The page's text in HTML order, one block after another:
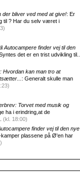
der bliver ved med at give!: Er
til ? Har du selv været i
Autocampere finder vej til den
det er en trist udvikling til...
Hvordan kan man tro at
: Generalt skulle man
Torvet med musik og
ha i erindring,at de
(kl. 18:00)
finder vej til den nye
kamper plassene på Ø'en har